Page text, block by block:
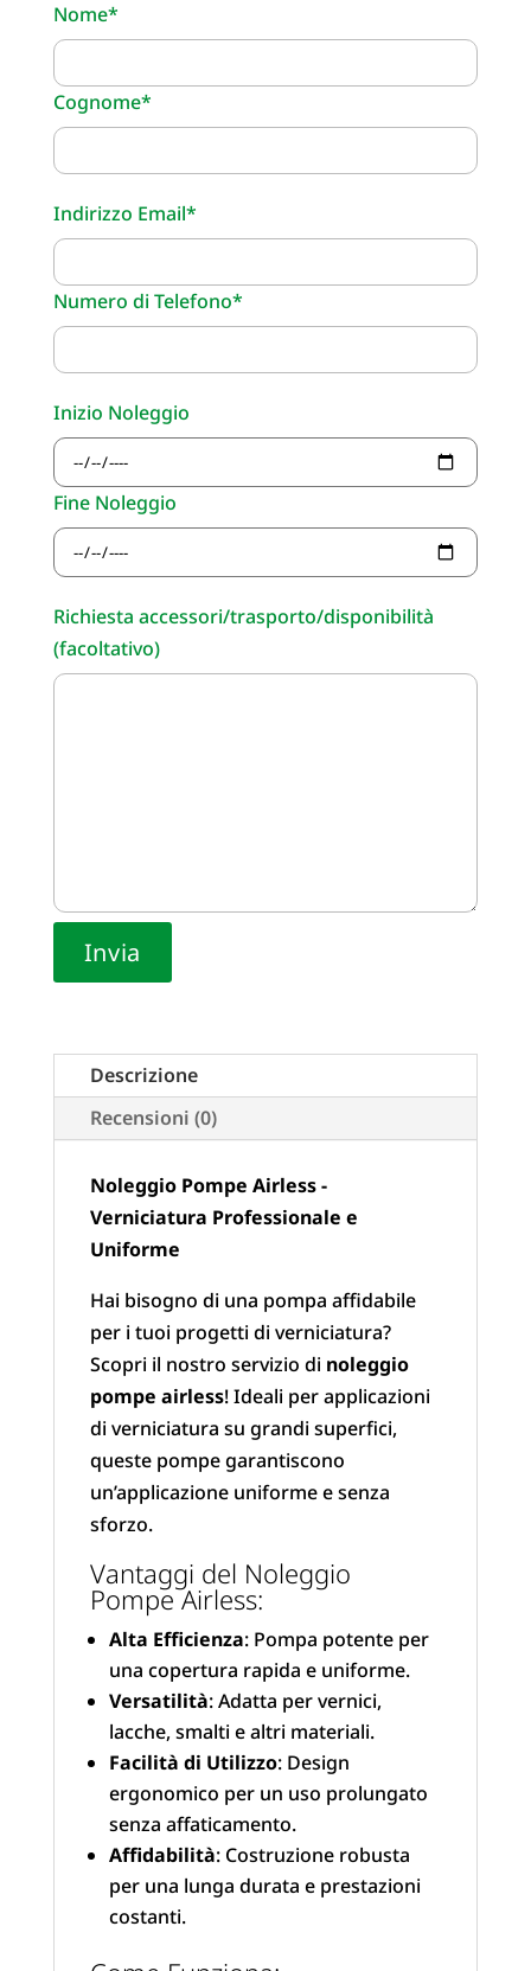
Nome*
Cognome*
Indirizzo Email*
Numero di Telefono*
Inizio Noleggio
Fine Noleggio
Richiesta accessori/trasporto/disponibilità
(facoltativo)
Descrizione
Recensioni (0)
Noleggio Pompe Airless -
Verniciatura Professionale e
Uniforme
Hai bisogno di una pompa affidabile
per i tuoi progetti di verniciatura?
Scopri il nostro servizio di noleggio
pompe airless! Ideali per applicazioni
di verniciatura su grandi superfici,
queste pompe garantiscono
un’applicazione uniforme e senza
sforzo.
Vantaggi del Noleggio
Pompe Airless:
Alta Efficienza: Pompa potente per
una copertura rapida e uniforme.
Versatilità: Adatta per vernici,
lacche, smalti e altri materiali.
Facilità di Utilizzo: Design
ergonomico per un uso prolungato
senza affaticamento.
Affidabilità: Costruzione robusta
per una lunga durata e prestazioni
costanti.